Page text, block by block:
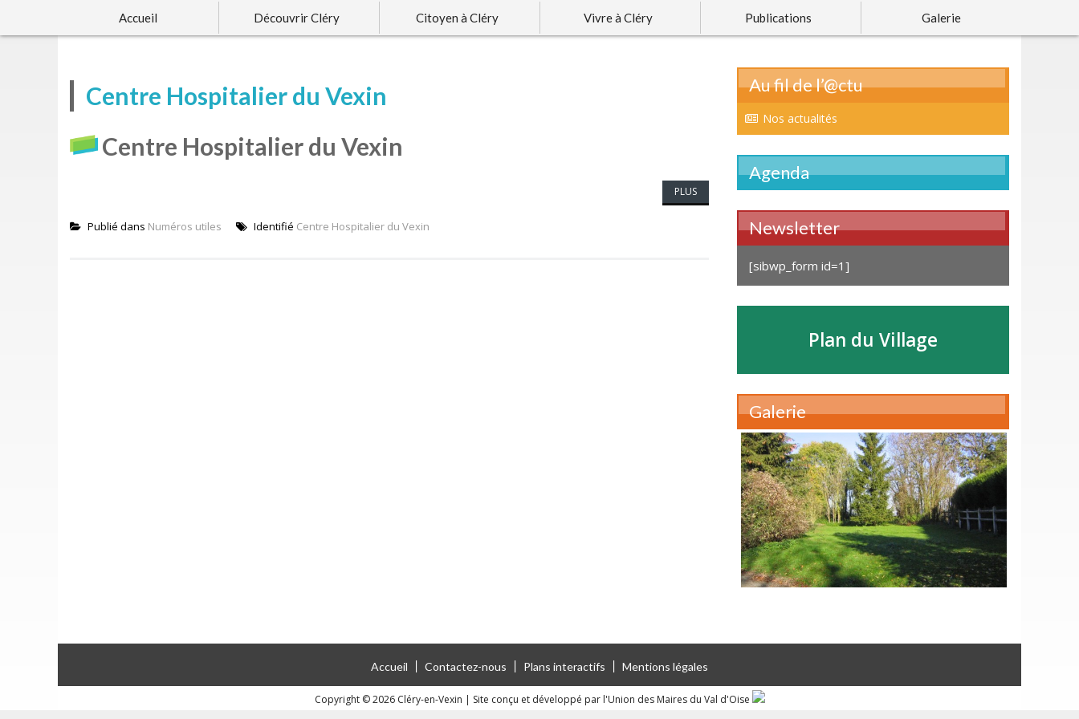
Accueil Découvrir Cléry Citoyen à Cléry Vivre à Cléry Publications Galerie
Centre Hospitalier du Vexin
Centre Hospitalier du Vexin
PLUS
Publié dans Numéros utiles Identifié Centre Hospitalier du Vexin
Au fil de l’@ctu
Nos actualités
Agenda
Newsletter
[sibwp_form id=1]
Plan du Village
Galerie
Accueil Contactez-nous Plans interactifs Mentions légales
Copyright © 2026 Cléry-en-Vexin | Site conçu et développé par l'Union des Maires du Val d'Oise